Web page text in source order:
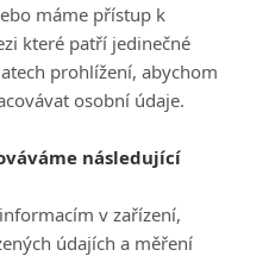
máme přístup k
které patří jedinečné
prohlížení, abychom
osobní údaje.
následující
v zařízení,
údajích a měření